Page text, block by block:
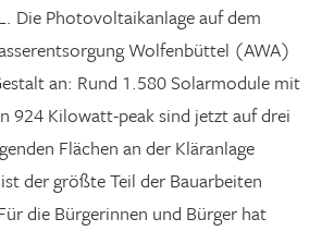
Die Photovoltaikanlage auf dem
Wolfenbüttel (AWA)
an: Rund 1.580 Solarmodule mit
924 Kilowatt-peak sind jetzt auf drei
Flächen an der Kläranlage
der größte Teil der Bauarbeiten
die Bürgerinnen und Bürger hat
Animationen ausschalten
Hoher Kontrast